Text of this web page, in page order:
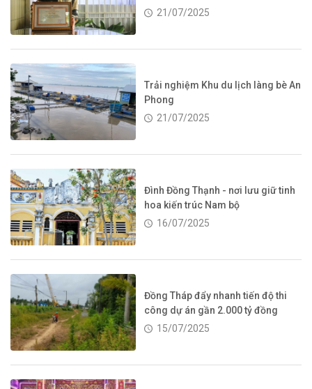
21/07/2025
Trải nghiệm Khu du lịch làng bè An
Phong
21/07/2025
Đình Đồng Thạnh - nơi lưu giữ tinh
hoa kiến trúc Nam bộ
16/07/2025
Đồng Tháp đẩy nhanh tiến độ thi
công dự án gần 2.000 tỷ đồng
15/07/2025